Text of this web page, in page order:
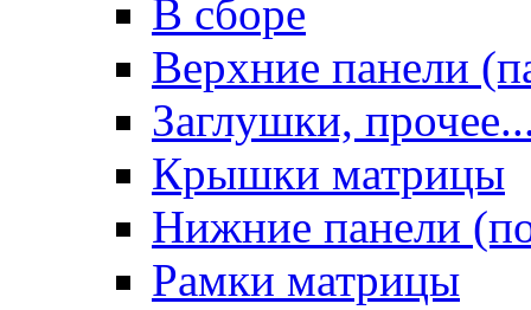
В сборе
Верхние панели
Заглушки,
Крышки матрицы
Нижние панели
Рамки матрицы